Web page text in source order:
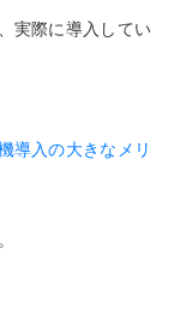
実際に導入してい
導入の大きなメリ